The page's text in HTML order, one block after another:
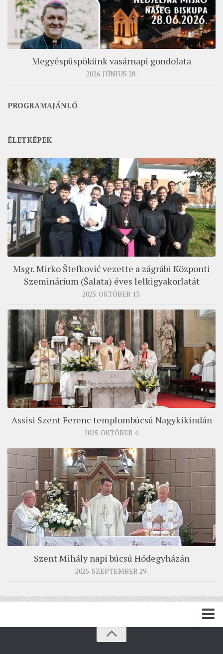
Megyéspüspökünk vasárnapi gondolata
2026. JÚNIUS 28.
PROGRAMAJÁNLÓ
ÉLETKÉPEK
Msgr. Mirko Štefković vezette a zágrábi Központi
Szeminárium (Šalata) éves lelkigyakorlatát
2025. OKTÓBER 13.
Assisi Szent Ferenc templombúcsú Nagykikindán
2025. OKTÓBER 4.
Szent Mihály napi búcsú Hódegyházán
2025. SZEPTEMBER 29.